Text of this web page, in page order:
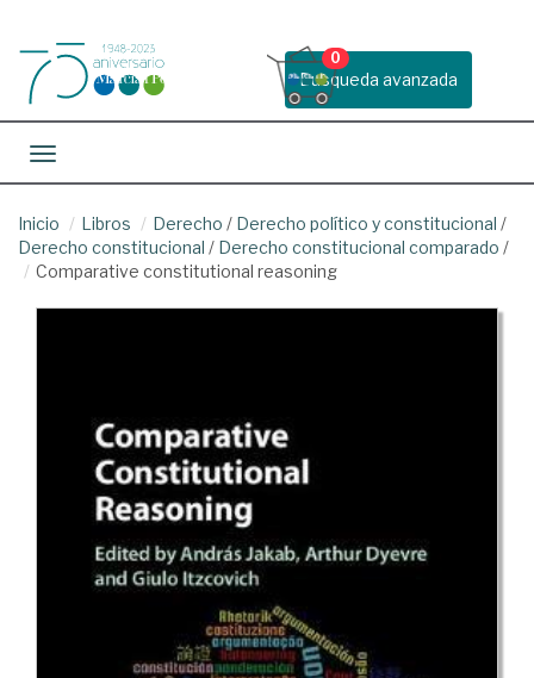
Busqueda avanzada
0
Toggle navigation
Inicio Libros Derecho / Derecho político y constitucional /
Derecho constitucional / Derecho constitucional comparado /
Comparative constitutional reasoning